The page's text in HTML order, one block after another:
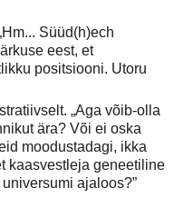
Süüd(h)ech
eest, et
positsiooni. Utoru
„Aga võib-olla
ära? Või ei oska
moodustadagi, ikka
kaasvestleja geneetiline
ajaloos?”